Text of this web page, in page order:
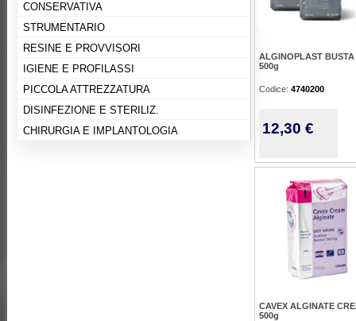
CONSERVATIVA
STRUMENTARIO
RESINE E PROVVISORI
IGIENE E PROFILASSI
PICCOLA ATTREZZATURA
DISINFEZIONE E STERILIZ.
CHIRURGIA E IMPLANTOLOGIA
ALGINOPLAST BUSTA
500g
Codice: 4740200
12,30 €
CAVEX ALGINATE
500g